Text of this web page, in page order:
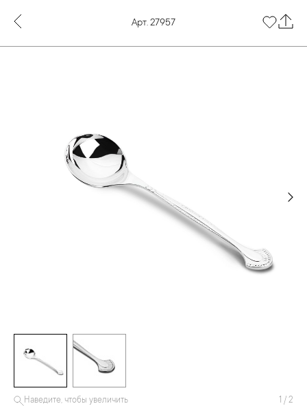
Арт. 27957
Наведите, чтобы увеличить 1 / 2